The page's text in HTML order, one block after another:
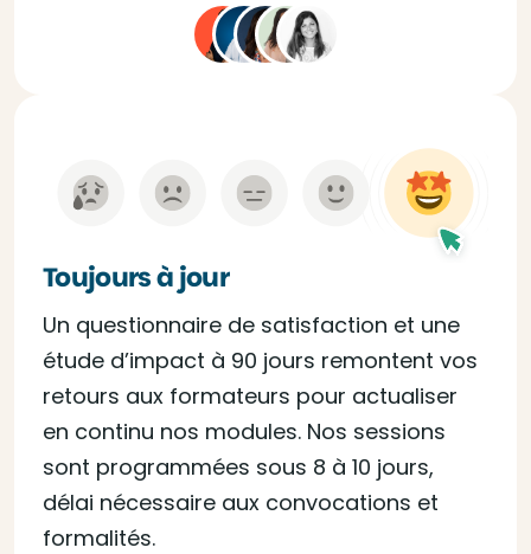
Toujours à jour
Un questionnaire de satisfaction et une
étude d’impact à 90 jours remontent vos
retours aux formateurs pour actualiser
en continu nos modules. Nos sessions
sont programmées sous 8 à 10 jours,
délai nécessaire aux convocations et
formalités.